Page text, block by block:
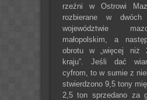
rzeźni w Ostrowi
rozbierane w dwóch
województwie
małopolskim, a
obrotu w „więcej niż
kraju”. Jeśli dać
cyfrom, to w sumie z
stwierdzono 9,5 tony
2,5 ton sprzedano za